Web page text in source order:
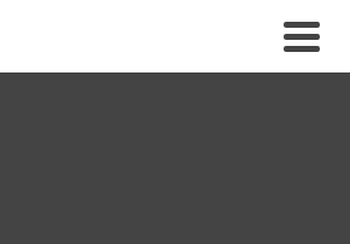
- Nous serons
inclus. Merci de
par le